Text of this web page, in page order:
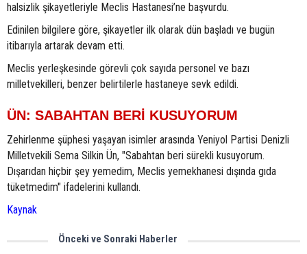
halsizlik şikayetleriyle Meclis Hastanesi’ne başvurdu.
Edinilen bilgilere göre, şikayetler ilk olarak dün başladı ve bugün
itibarıyla artarak devam etti.
Meclis yerleşkesinde görevli çok sayıda personel ve bazı
milletvekilleri, benzer belirtilerle hastaneye sevk edildi.
ÜN: SABAHTAN BERİ KUSUYORUM
Zehirlenme şüphesi yaşayan isimler arasında Yeniyol Partisi Denizli
Milletvekili Sema Silkin Ün, "Sabahtan beri sürekli kusuyorum.
Dışarıdan hiçbir şey yemedim, Meclis yemekhanesi dışında gıda
tüketmedim" ifadelerini kullandı.
Kaynak
Önceki ve Sonraki Haberler